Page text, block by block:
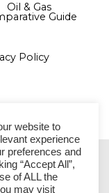
Oil & Gas
Guide
Policy
PAULO
website to
experience
preferences and
“Accept All”,
of ALL the
may visit